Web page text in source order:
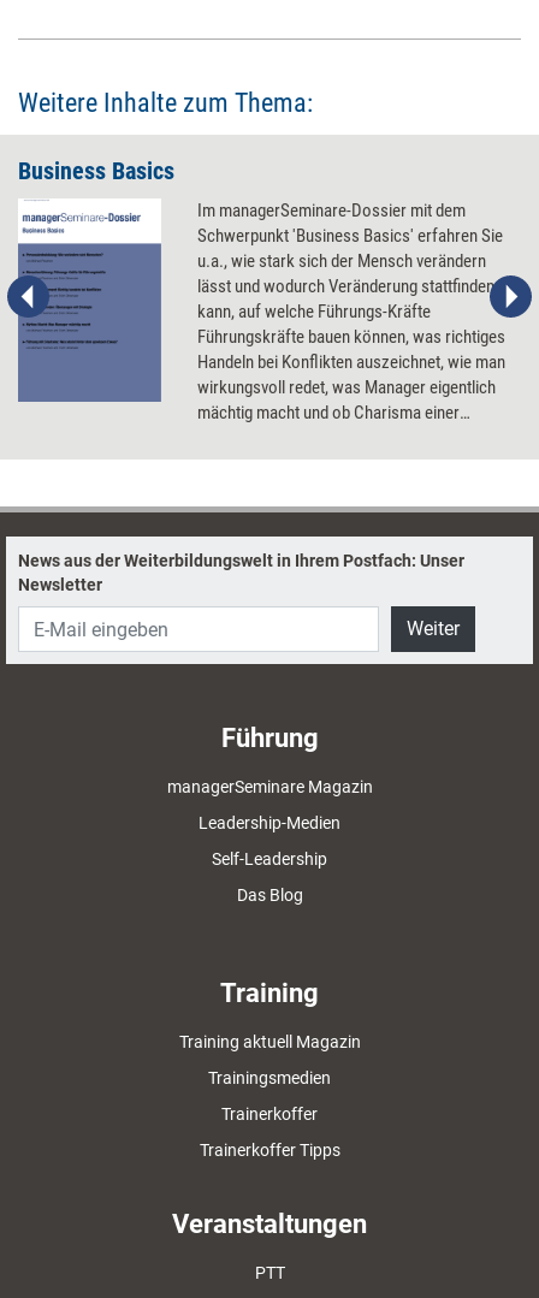
Weitere Inhalte zum Thema:
Business Basics
Im managerSeminare-Dossier mit dem
Schwerpunkt 'Business Basics' erfahren Sie
u.a., wie stark sich der Mensch verändern
lässt und wodurch Veränderung stattfinden
kann, auf welche Führungs-Kräfte
Führungskräfte bauen können, was richtiges
Handeln bei Konflikten auszeichnet, wie man
wirkungsvoll redet, was Manager eigentlich
mächtig macht und ob Charisma einer
News aus der Weiterbildungswelt in Ihrem Postfach: Unser
Newsletter
Weiter
Führung
managerSeminare Magazin
Leadership-Medien
Self-Leadership
Das Blog
Training
Training aktuell Magazin
Trainingsmedien
Trainerkoffer
Trainerkoffer Tipps
Veranstaltungen
PTT